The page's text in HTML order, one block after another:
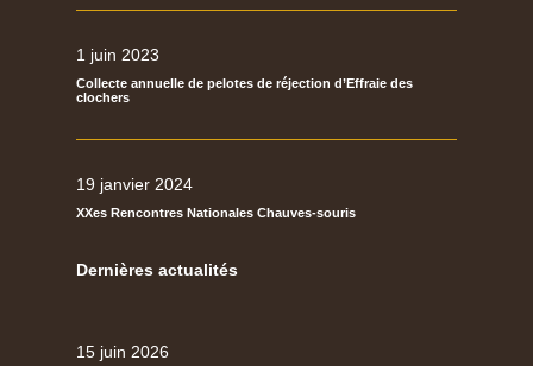
1 juin 2023
Collecte annuelle de pelotes de réjection d’Effraie des
clochers
19 janvier 2024
XXes Rencontres Nationales Chauves-souris
Dernières actualités
15 juin 2026